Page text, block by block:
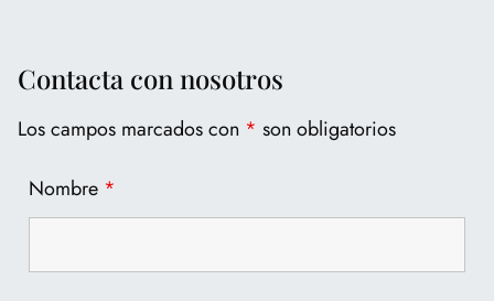
Contacta con nosotros
Los campos marcados con * son obligatorios
Nombre *